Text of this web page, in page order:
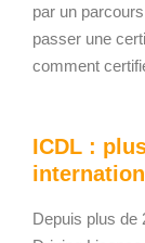
par un
passer une
comment
ICDL :
Depuis plus de